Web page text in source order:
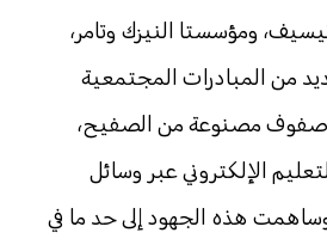
ومؤسستا النيزك وتامر،
من المبادرات المجتمعية
صفوف مصنوعة من الصفيح،
الإلكتروني عبر وسائل
هذه الجهود إلى حد ما في